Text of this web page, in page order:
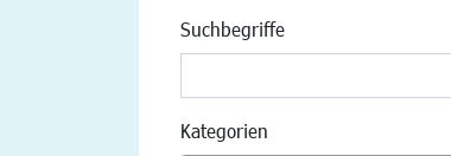
Suchbegriffe
Kategorien